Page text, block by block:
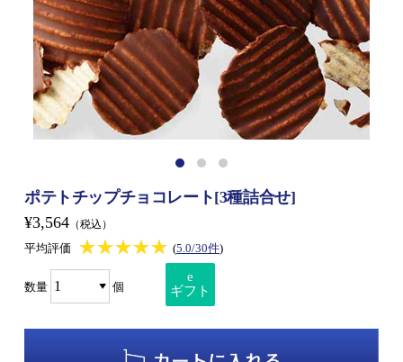
ポテトチップチョコレート[3種詰合せ]
¥3,564 （税込）
平均評価 ★★★★★
★★★★★ (5.0/30件)
数量 個
e
ギフト